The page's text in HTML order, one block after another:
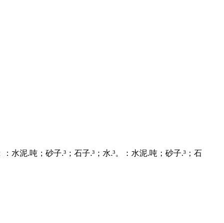
泥.吨；砂子.³；石子.³；水.³。：水泥.吨；砂子.³；石